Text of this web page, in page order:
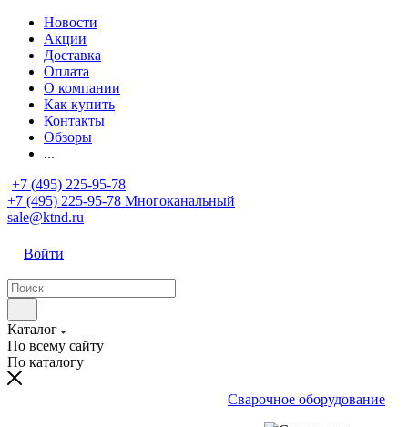
Новости
Акции
Доставка
Оплата
О компании
Как купить
Контакты
Обзоры
...
+7 (495) 225-95-78
+7 (495) 225-95-78 Многоканальный
sale@ktnd.ru
Войти
Каталог
По всему сайту
По каталогу
Сварочное оборудование